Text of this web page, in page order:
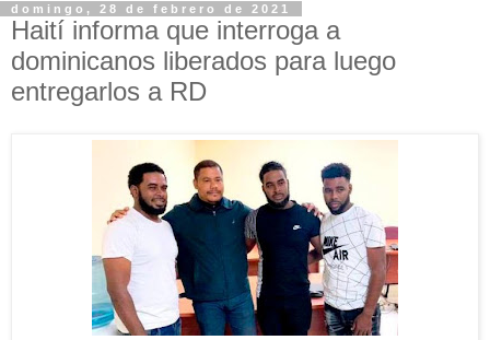
domingo, 28 de febrero de 2021
Haití informa que interroga a
dominicanos liberados para luego
entregarlos a RD